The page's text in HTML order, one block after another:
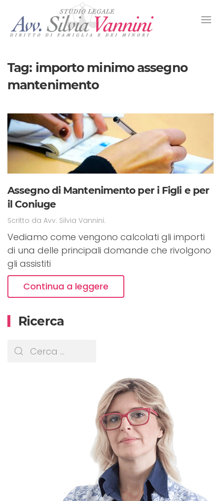
Tag: importo minimo assegno
mantenimento
Assegno di Mantenimento per i Figli e per
il Coniuge
Scritto da Avv. Silvia Vannini.
Vediamo come vengono calcolati gli importi
di una delle principali domande che rivolgono
gli assistiti
Continua a leggere
Ricerca